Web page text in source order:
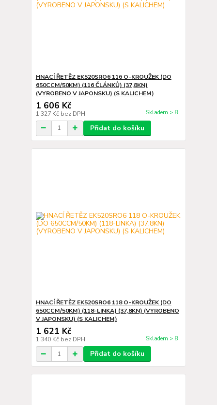
HNACÍ ŘETĚZ EK520SRO6 116 O-KROUŽEK (DO
650CCM/50KM) (116 ČLÁNKŮ) (37,8KN)
(VYROBENO V JAPONSKU) (S KALICHEM)
1 606 Kč
1 327 Kč bez DPH Skladem > 8
Přidat do košíku
HNACÍ ŘETĚZ EK520SRO6 118 O-KROUŽEK (DO
650CCM/50KM) (118-LINKA) (37,8KN) (VYROBENO
V JAPONSKU) (S KALICHEM)
1 621 Kč
1 340 Kč bez DPH Skladem > 8
Přidat do košíku